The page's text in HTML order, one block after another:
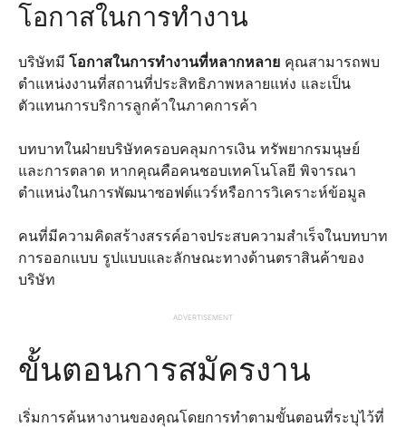
โอกาสในการทำงาน
บริษัทมี โอกาสในการทำงานที่หลากหลาย คุณสามารถพบ
ตำแหน่งงานที่สถานที่ประสิทธิภาพหลายแห่ง และเป็น
ตัวแทนการบริการลูกค้าในภาคการค้า
บทบาทในฝ่ายบริษัทครอบคลุมการเงิน ทรัพยากรมนุษย์
และการตลาด หากคุณคือคนชอบเทคโนโลยี พิจารณา
ตำแหน่งในการพัฒนาซอฟต์แวร์หรือการวิเคราะห์ข้อมูล
คนที่มีความคิดสร้างสรรค์อาจประสบความสำเร็จในบทบาท
การออกแบบ รูปแบบและลักษณะทางด้านตราสินค้าของ
บริษัท
ADVERTISEMENT
ขั้นตอนการสมัครงาน
เริ่มการค้นหางานของคุณโดยการทำตามขั้นตอนที่ระบุไว้ที่